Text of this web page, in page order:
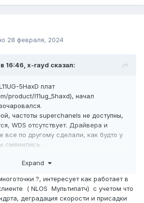
28 февраля, 2024
16:46, x-rayd сказал:
5HaxD плат
product/l11ug_5haxd), начал
частоты superchanels не доступны,
WDS отсутствует. Драйвера и
все по другому сделали, как будто у
сменились.
скорости будет, одна надежда что
Expand
?, интересует как работает в
( NLOS Мультипатч) с учетом что
деградация скорости и присадки